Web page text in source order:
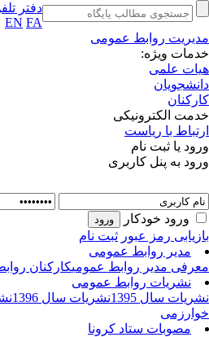
دفتر
EN FA
مدیریت روابط عمومی
خدمات ویژه:
هیات علمی
دانشجویان
کارکنان
خدمت الکترونیکی
ارتباط با ریاست
ورود یا ثبت نام
ورود به پنل کاربری
ورود خودکار
بازیابی رمز عبور ثبت نام
مدیر روابط عمومی
معرفی مدیر روابط عمومیکارکنان
نشریات روابط عمومی
نشریات سال 1395
نشریات سال 1396
خوارزمی
مصوبات ستاد کرونا